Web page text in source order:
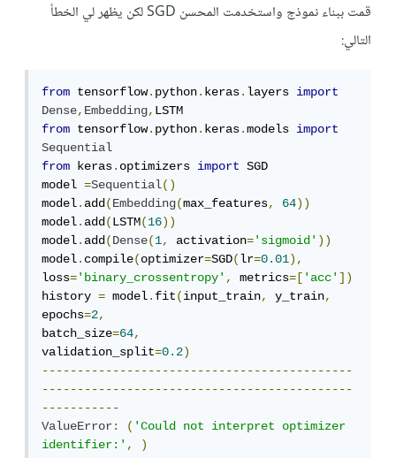
قمت ببناء نموذج واستخدمت المحسن SGD لكن يظهر لي الخطأ
التالي:
from tensorflow.python.keras.layers import
Dense,Embedding,
from tensorflow.python.keras.models import
Sequential
from keras.optimizers import SGD
model =Sequential()
model.add(Embedding(max_features, 64))
model.add(LSTM(16))
model.add(Dense(1, activation='sigmoid'))
model.compile(optimizer=SGD(lr=0.01),
loss='binary_crossentropy', metrics=['acc'])
history = model.fit(input_train, y_train,
epochs=2,
batch_size=64,
validation_split=0.2)
--------------------------------------------
--------------------------------------------
-----------
ValueError: ('Could not interpret optimizer
identifier:', )